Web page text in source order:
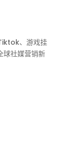
、游戏挂
球社媒营销新